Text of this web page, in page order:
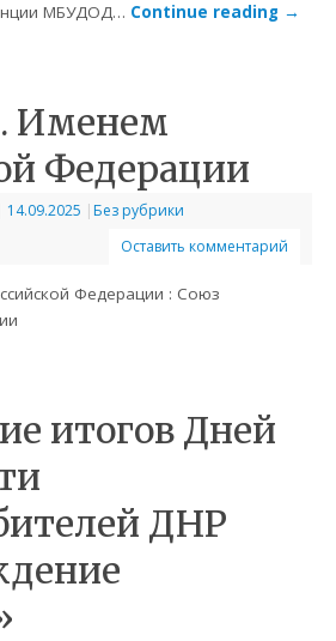
МБУДОД… Continue reading →
Именем
Федерации
14.09.2025 | Без рубрики
Оставить комментарий
Федерации : Союз
итогов Дней
ДНР